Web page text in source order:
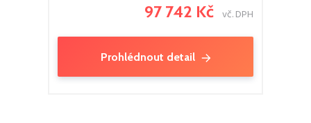
97 742 Kč vč. DPH
Prohlédnout detail